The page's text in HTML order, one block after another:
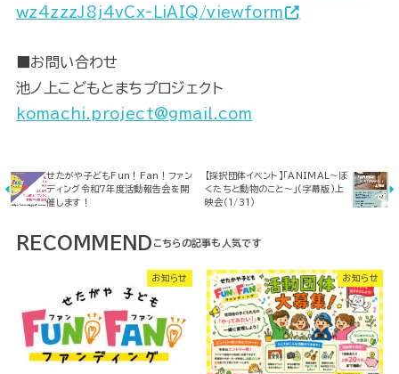
wz4zzzJ8j4vCx-LiAIQ/viewform
■お問い合わせ
池ノ上こどもとまちプロジェクト
komachi.project@gmail.com
せたがや子どもFun！Fan！ファン
ディング令和7年度活動報告会を開
催します！
【採択団体イベント】「ANIMAL〜ぼ
くたちと動物のこと〜」(字幕版)上
映会（1/31）
RECOMMEND
お知らせ お知らせ